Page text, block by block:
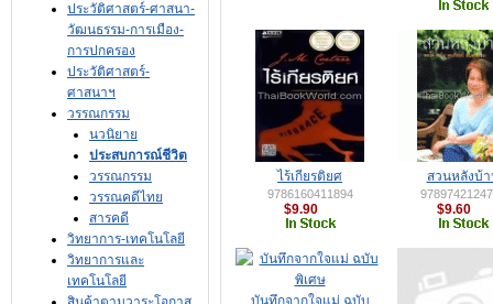
ประวัติศาสตร์-ศาสนา-
วัฒนธรรม-การเมือง-
การปกครอง
ประวัติศาสตร์-
ศาสนาฯ
วรรณกรรม
นวนิยาย
ประสบการณ์ชีวิต
วรรณกรรม
วรรณคดีไทย
สารคดี
วิทยาการ-เทคโนโลยี
วิทยาการและ
เทคโนโลยี
ไร้เกียรติยศ
9786160411894
$9.90
สวนหลังบ้
$9.60
บันทึกจากใจแม่ ฉบับ